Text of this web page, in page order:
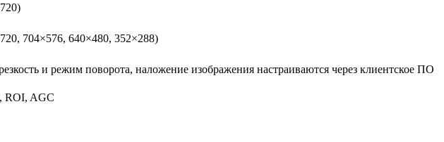
704×576, 640×480, 352×288)
и режим поворота, наложение изображения настраиваются через клиентское ПО
ROI, AGC